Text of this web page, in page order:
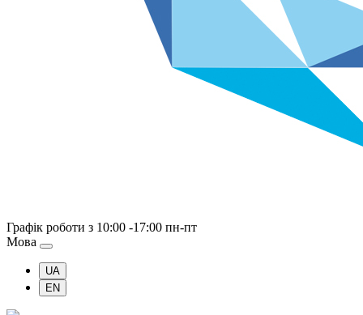
Графік роботи з 10:00 -17:00 пн-пт
Мова
UA
EN